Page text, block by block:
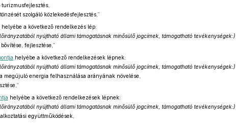
szolgáló közlekedésfejlesztés,”
helyébe a következő rendelkezés lép:
nyújtható állami támogatásnak minősülő jogcímek, támogatható tevékenységek:)
fejlesztése,”
helyébe a következő rendelkezések lépnek:
nyújtható állami támogatásnak minősülő jogcímek, támogatható tevékenységek:)
megújuló energia felhasználása arányának növelése,
helyébe a következő rendelkezések lépnek:
nyújtható állami támogatásnak minősülő jogcímek, támogatható tevékenységek:)
együttműködések,